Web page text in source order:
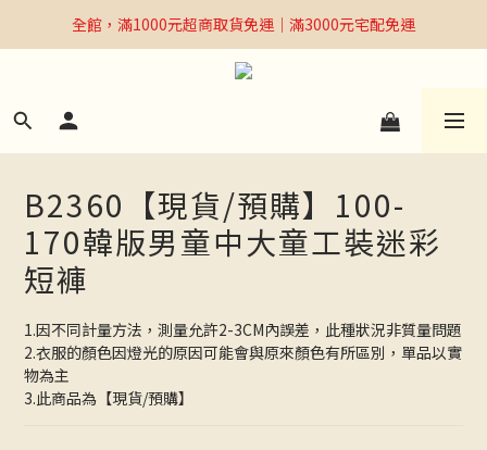
全館，滿1000元超商取貨免運｜滿3000元宅配免運
全館，滿1000元超商取貨免運｜滿3000元宅配免運
Welcome
全館，滿1000元超商取貨免運｜滿3000元宅配免運
B2360【現貨/預購】100-
170韓版男童中大童工裝迷彩
短褲
1.因不同計量方法，測量允許2-3CM內誤差，此種狀況非質量問題
2.衣服的顏色因燈光的原因可能會與原來顏色有所區別，單品以實
物為主
3.此商品為【現貨/預購】